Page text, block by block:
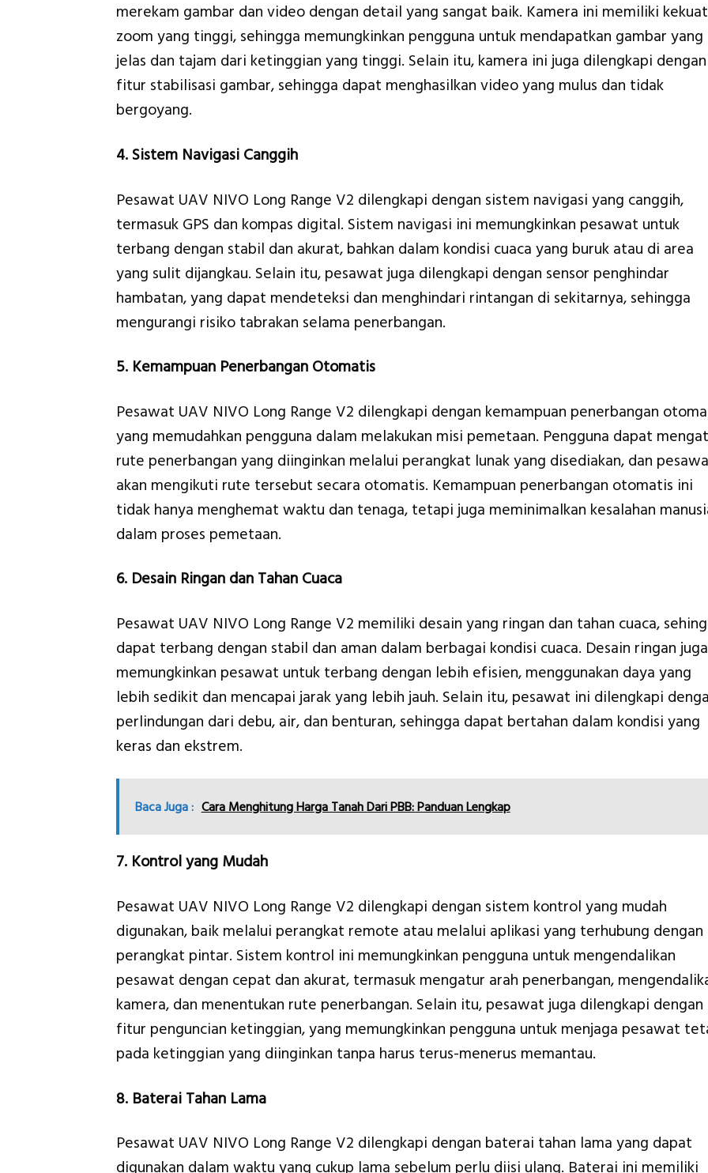
merekam gambar dan video dengan detail yang sangat baik. Kamera ini memiliki
zoom yang tinggi, sehingga memungkinkan pengguna untuk mendapatkan gambar yang
jelas dan tajam dari ketinggian yang tinggi. Selain itu, kamera ini juga dilengkapi dengan
fitur stabilisasi gambar, sehingga dapat menghasilkan video yang mulus dan tidak
bergoyang.
4. Sistem Navigasi Canggih
Pesawat UAV NIVO Long Range V2 dilengkapi dengan sistem navigasi yang canggih,
termasuk GPS dan kompas digital. Sistem navigasi ini memungkinkan pesawat untuk
terbang dengan stabil dan akurat, bahkan dalam kondisi cuaca yang buruk atau di area
yang sulit dijangkau. Selain itu, pesawat juga dilengkapi dengan sensor penghindar
hambatan, yang dapat mendeteksi dan menghindari rintangan di sekitarnya, sehingga
mengurangi risiko tabrakan selama penerbangan.
5. Kemampuan Penerbangan Otomatis
Pesawat UAV NIVO Long Range V2 dilengkapi dengan kemampuan penerbangan
yang memudahkan pengguna dalam melakukan misi pemetaan. Pengguna dapat
rute penerbangan yang diinginkan melalui perangkat lunak yang disediakan, dan
akan mengikuti rute tersebut secara otomatis. Kemampuan penerbangan otomatis ini
tidak hanya menghemat waktu dan tenaga, tetapi juga meminimalkan kesalahan
dalam proses pemetaan.
6. Desain Ringan dan Tahan Cuaca
Pesawat UAV NIVO Long Range V2 memiliki desain yang ringan dan tahan cuaca,
dapat terbang dengan stabil dan aman dalam berbagai kondisi cuaca. Desain ringan juga
memungkinkan pesawat untuk terbang dengan lebih efisien, menggunakan daya yang
lebih sedikit dan mencapai jarak yang lebih jauh. Selain itu, pesawat ini dilengkapi
perlindungan dari debu, air, dan benturan, sehingga dapat bertahan dalam kondisi yang
keras dan ekstrem.
Baca Juga : Cara Menghitung Harga Tanah Dari PBB: Panduan Lengkap
7. Kontrol yang Mudah
Pesawat UAV NIVO Long Range V2 dilengkapi dengan sistem kontrol yang mudah
digunakan, baik melalui perangkat remote atau melalui aplikasi yang terhubung dengan
perangkat pintar. Sistem kontrol ini memungkinkan pengguna untuk mengendalikan
pesawat dengan cepat dan akurat, termasuk mengatur arah penerbangan,
kamera, dan menentukan rute penerbangan. Selain itu, pesawat juga dilengkapi dengan
fitur penguncian ketinggian, yang memungkinkan pengguna untuk menjaga pesawat
pada ketinggian yang diinginkan tanpa harus terus-menerus memantau.
8. Baterai Tahan Lama
Pesawat UAV NIVO Long Range V2 dilengkapi dengan baterai tahan lama yang dapat
digunakan dalam waktu yang cukup lama sebelum perlu diisi ulang. Baterai ini memiliki